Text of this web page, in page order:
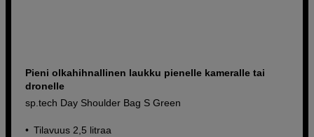
Pieni olkahihnallinen laukku pienelle kameralle tai
dronelle
sp.tech Day Shoulder Bag S Green
Tilavuus 2,5 litraa